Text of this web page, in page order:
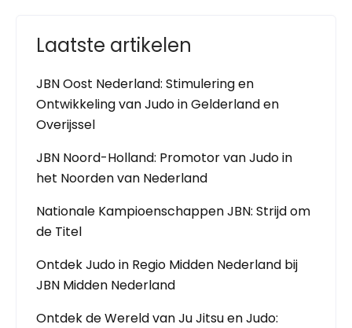
Laatste artikelen
JBN Oost Nederland: Stimulering en
Ontwikkeling van Judo in Gelderland en
Overijssel
JBN Noord-Holland: Promotor van Judo in
het Noorden van Nederland
Nationale Kampioenschappen JBN: Strijd om
de Titel
Ontdek Judo in Regio Midden Nederland bij
JBN Midden Nederland
Ontdek de Wereld van Ju Jitsu en Judo: